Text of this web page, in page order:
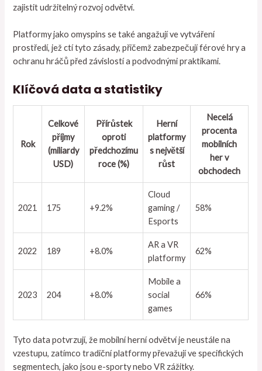
zajistit udržitelný rozvoj odvětví.
Platformy jako omyspins se také angažují ve vytváření
prostředí, jež ctí tyto zásady, přičemž zabezpečují férové hry a
ochranu hráčů před závislostí a podvodnými praktikami.
Klíčová data a statistiky
Rok
Celkové
příjmy
(miliardy
USD)
Přírůstek
oproti
předchozímu
roce (%)
Herní
platformy
s největší
růst
Necelá
procenta
mobilních
her v
obchodech
2021 175 +9.2%
Cloud
gaming /
Esports
58%
2022 189 +8.0%
AR a VR
platformy
62%
2023 204 +8.0%
Mobile a
social
games
66%
Tyto data potvrzují, že mobilní herní odvětví je neustále na
vzestupu, zatímco tradiční platformy převažují ve specifických
segmentech, jako jsou e-sporty nebo VR zážitky.